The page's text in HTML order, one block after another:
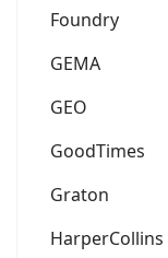
Foundry
GEMA
GEO
GoodTimes
Graton
HarperCollins